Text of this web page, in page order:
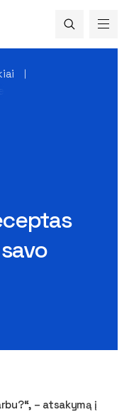
receptas
– atsakymą į